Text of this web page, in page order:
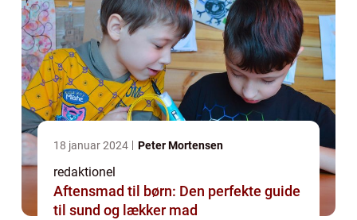
18 januar 2024 Peter Mortensen
redaktionel
Aftensmad til børn: Den perfekte guide
til sund og lækker mad